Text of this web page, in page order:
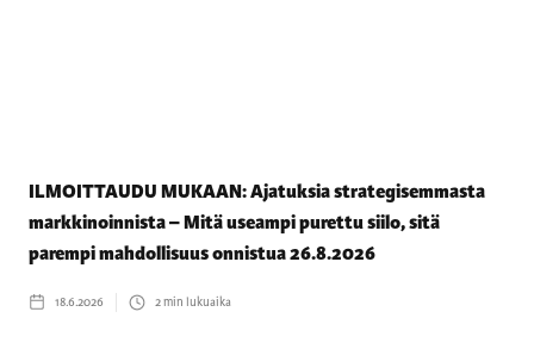
ILMOITTAUDU MUKAAN: Ajatuksia strategisemmasta
markkinoinnista – Mitä useampi purettu siilo, sitä
parempi mahdollisuus onnistua 26.8.2026
18.6.2026 2min lukuaika